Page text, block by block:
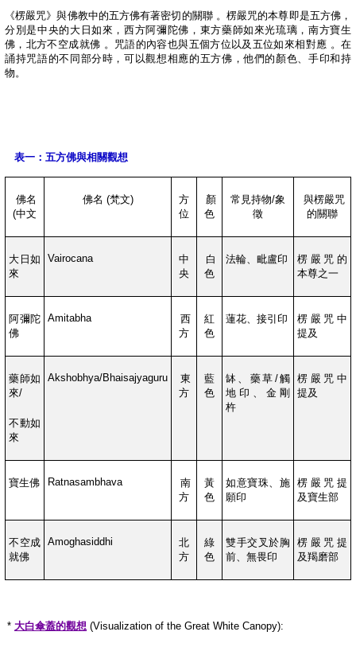
《楞嚴咒》與佛教中的五方佛有著密切的關聯 。楞嚴咒的本尊即是五方佛，
分別是中央的大日如來，西方阿彌陀佛，東方藥師如來光琉璃，南方寶生
佛，北方不空成就佛 。咒語的內容也與五個方位以及五位如來相對應 。在
誦持咒語的不同部分時，可以觀想相應的五方佛，他們的顏色、手印和持
物。
表一：五方佛與相關觀想
佛名
(中文
佛名 (梵文)
方
位
顏
色
常見持物/象
徵
與楞嚴咒
的關聯
大日如
來
Vairocana
中
央
白
色
法輪、毗盧印
楞嚴咒的
本尊之一
阿彌陀
佛
Amitabha
西
方
紅
色
蓮花、接引印
楞嚴咒中
提及
藥師如
來/
不動如
來
Akshobhya/Bhaisajyaguru
東
方
藍
色
缽、藥草 /觸
地印、金剛
杵
楞嚴咒中
提及
寶生佛 Ratnasambhava
南
方
黃
色
如意寶珠、施
願印
楞嚴咒提
及寶生部
不空成
就佛
Amoghasiddhi
北
方
綠
色
雙手交叉於胸
前、無畏印
楞嚴咒提
及羯磨部
* 大白傘蓋的觀想 (Visualization of the Great White Canopy):